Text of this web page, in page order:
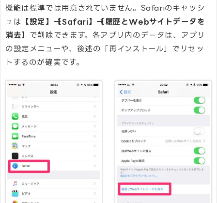
機能は標準では用意されていません。Safariのキャッシ
ュは
【設定】→【Safari】→【履歴とWebサイトデータを
消去】 で削除できます。各アプリ内のデータは、アプリ
の設定メニューや、後述の「再インストール」でリセッ
トするのが確実です。